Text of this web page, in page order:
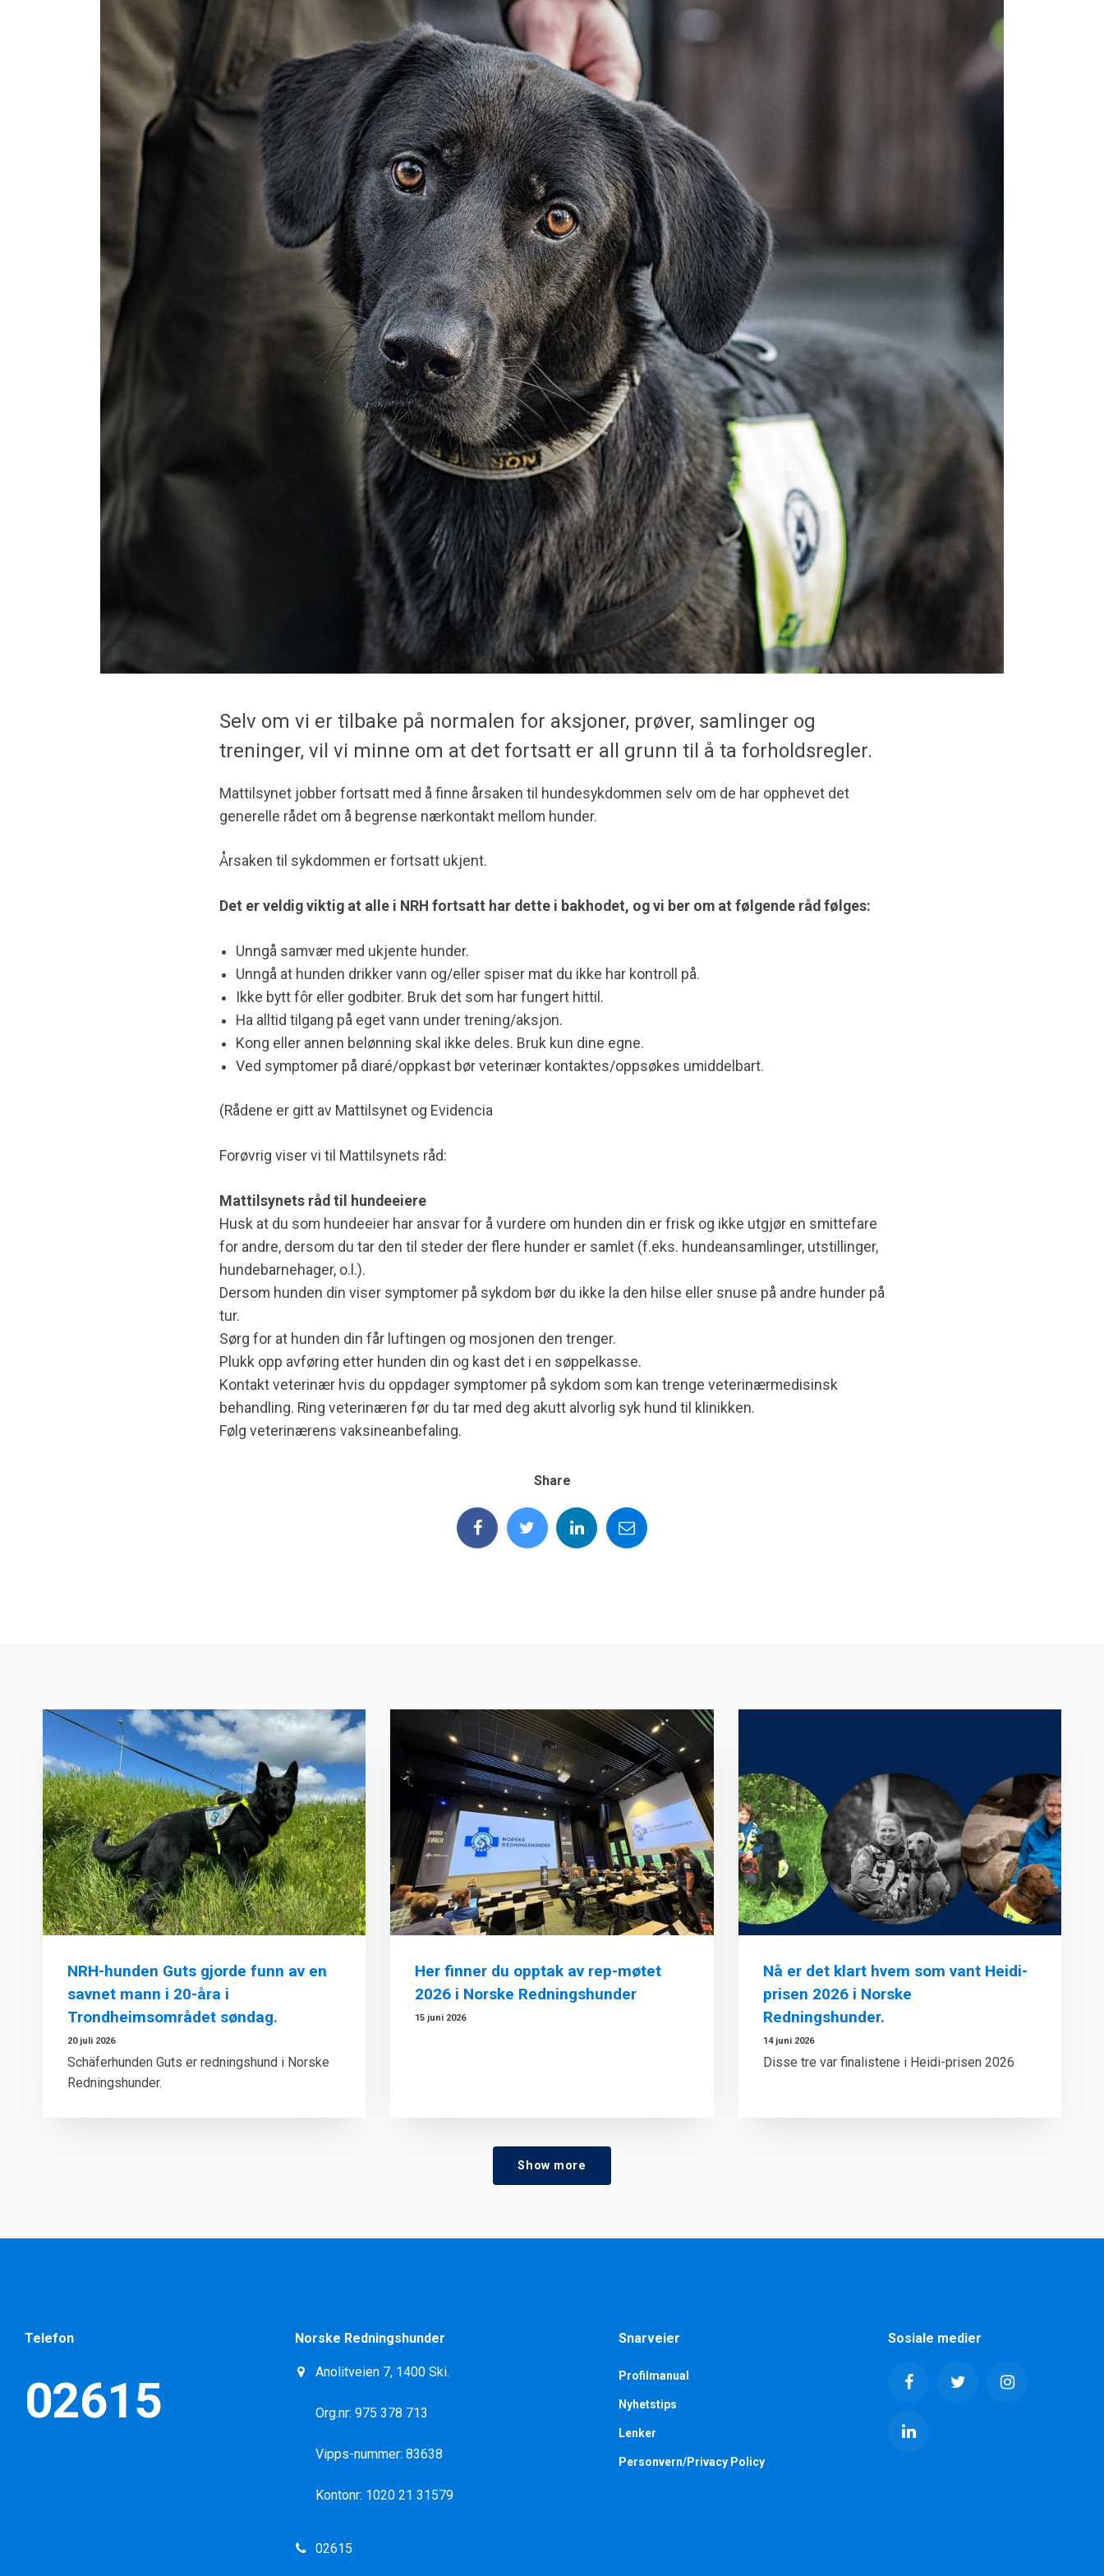
Selv om vi er tilbake på normalen for aksjoner, prøver, samlinger og
treninger, vil vi minne om at det fortsatt er all grunn til å ta forholdsregler.
Mattilsynet jobber fortsatt med å finne årsaken til hundesykdommen selv om de har opphevet det
generelle rådet om å begrense nærkontakt mellom hunder.
Årsaken til sykdommen er fortsatt ukjent.
Det er veldig viktig at alle i NRH fortsatt har dette i bakhodet, og vi ber om at følgende råd følges:
Unngå samvær med ukjente hunder.
Unngå at hunden drikker vann og/eller spiser mat du ikke har kontroll på.
Ikke bytt fôr eller godbiter. Bruk det som har fungert hittil.
Ha alltid tilgang på eget vann under trening/aksjon.
Kong eller annen belønning skal ikke deles. Bruk kun dine egne.
Ved symptomer på diaré/oppkast bør veterinær kontaktes/oppsøkes umiddelbart.
(Rådene er gitt av Mattilsynet og Evidencia
Forøvrig viser vi til Mattilsynets råd:
Mattilsynets råd til hundeeiere
Husk at du som hundeeier har ansvar for å vurdere om hunden din er frisk og ikke utgjør en smittefare
for andre, dersom du tar den til steder der flere hunder er samlet (f.eks. hundeansamlinger, utstillinger,
hundebarnehager, o.l.).
Dersom hunden din viser symptomer på sykdom bør du ikke la den hilse eller snuse på andre hunder på
tur.
Sørg for at hunden din får luftingen og mosjonen den trenger.
Plukk opp avføring etter hunden din og kast det i en søppelkasse.
Kontakt veterinær hvis du oppdager symptomer på sykdom som kan trenge veterinærmedisinsk
behandling. Ring veterinæren før du tar med deg akutt alvorlig syk hund til klinikken.
Følg veterinærens vaksineanbefaling.
Share
NRH-hunden Guts gjorde funn av en
savnet mann i 20-åra i
Trondheimsområdet søndag.
20 juli 2026
Schäferhunden Guts er redningshund i Norske
Redningshunder.
Her finner du opptak av rep-møtet
2026 i Norske Redningshunder
15 juni 2026
Nå er det klart hvem som vant Heidi-
prisen 2026 i Norske
Redningshunder.
14 juni 2026
Disse tre var finalistene i Heidi-prisen 2026
Show more
Telefon
02615
Norske Redningshunder
Anolitveien 7, 1400 Ski.
Org.nr: 975 378 713
Vipps-nummer: 83638
Kontonr: 1020 21 31579
02615
Snarveier
Profilmanual
Nyhetstips
Lenker
Personvern/Privacy Policy
Sosiale medier